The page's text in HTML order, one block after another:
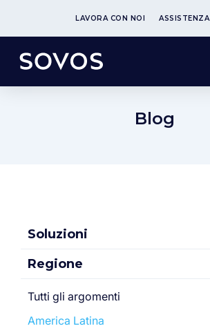
LAVORA CON NOI ASSISTENZA
Blog
Soluzioni
Regione
Tutti gli argomenti
America Latina